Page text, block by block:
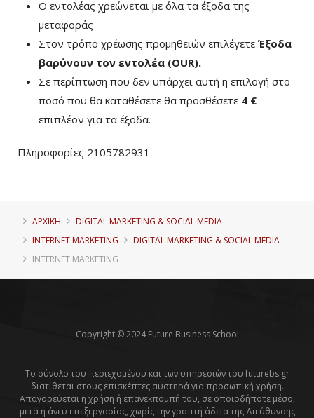
Ο εντολέας χρεώνεται με όλα τα έξοδα της
μεταφοράς
Στον τρόπο χρέωσης προμηθειών επιλέγετε Έξοδα
βαρύνουν τον εντολέα (ΟUR).
Σε περίπτωση που δεν υπάρχει αυτή η επιλογή στο
ποσό που θα καταθέσετε θα προσθέσετε 4 €
επιπλέον για τα έξοδα.
Πληροφορίες 2105782931
ΑΡΧΙΚΗ
DIGITAL MARKETING & SOCIAL MEDIA
INTERNET MARKETING
DIGITAL MARKETING & SOCIAL MEDIA
INTERNET MARKETING
Copyright © 2024 Future Business School
Το σύνολο του περιεχομένου και των υπηρεσιών του futurebs.gr
διατίθεται στους επισκέπτες αυστηρά για προσωπική χρήση.
Απαγορεύεται η χρήση ή επανεκπομπή του, σε οποιοδήποτε μέσο,
μετά ή άνευ επεξεργασίας, χωρίς την γραπτή άδεια της Διεύθυνσης